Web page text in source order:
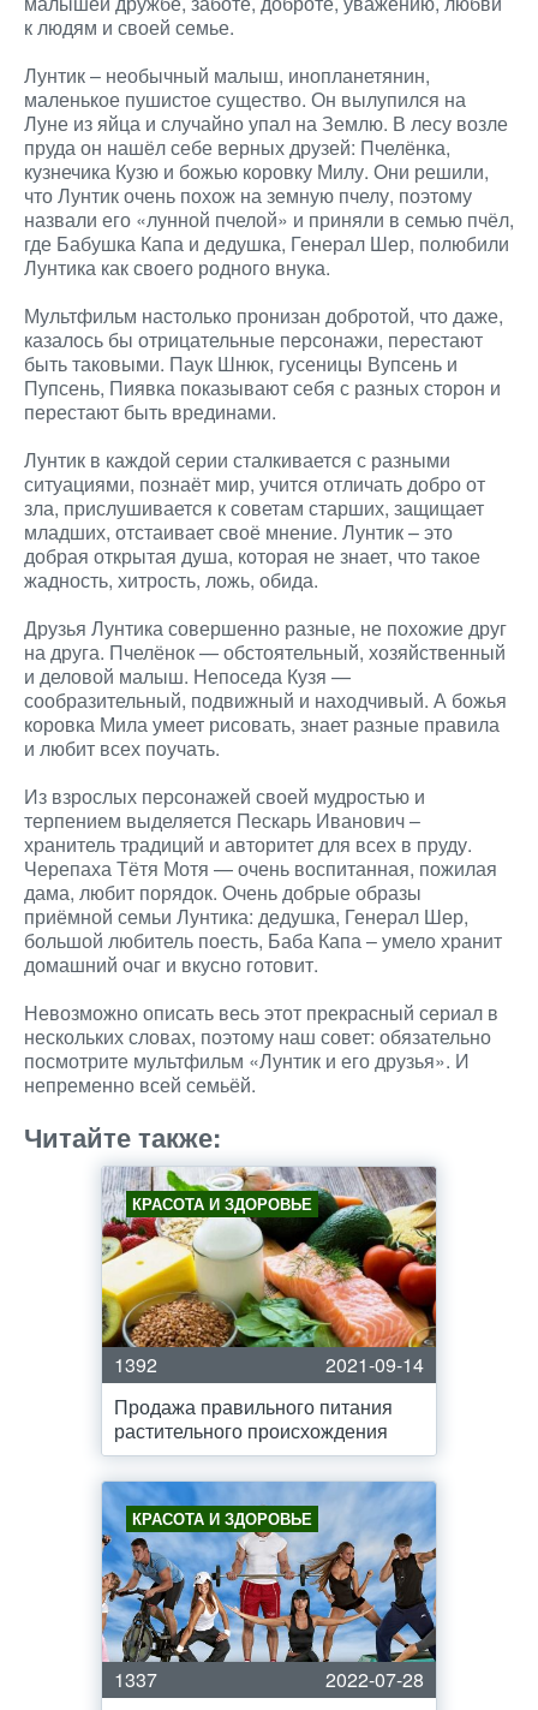
к людям и своей семье.
Лунтик – необычный малыш, инопланетянин,
маленькое пушистое существо. Он вылупился на
Луне из яйца и случайно упал на Землю. В лесу возле
пруда он нашёл себе верных друзей: Пчелёнка,
кузнечика Кузю и божью коровку Милу. Они решили,
что Лунтик очень похож на земную пчелу, поэтому
назвали его «лунной пчелой» и приняли в семью пчёл,
где Бабушка Капа и дедушка, Генерал Шер, полюбили
Лунтика как своего родного внука.
Мультфильм настолько пронизан добротой, что даже,
казалось бы отрицательные персонажи, перестают
быть таковыми. Паук Шнюк, гусеницы Вупсень и
Пупсень, Пиявка показывают себя с разных сторон и
перестают быть врединами.
Лунтик в каждой серии сталкивается с разными
ситуациями, познаёт мир, учится отличать добро от
зла, прислушивается к советам старших, защищает
младших, отстаивает своё мнение. Лунтик – это
добрая открытая душа, которая не знает, что такое
жадность, хитрость, ложь, обида.
Друзья Лунтика совершенно разные, не похожие друг
на друга. Пчелёнок — обстоятельный, хозяйственный
и деловой малыш. Непоседа Кузя —
сообразительный, подвижный и находчивый. А божья
коровка Мила умеет рисовать, знает разные правила
и любит всех поучать.
Из взрослых персонажей своей мудростью и
терпением выделяется Пескарь Иванович –
хранитель традиций и авторитет для всех в пруду.
Черепаха Тётя Мотя — очень воспитанная, пожилая
дама, любит порядок. Очень добрые образы
приёмной семьи Лунтика: дедушка, Генерал Шер,
большой любитель поесть, Баба Капа – умело хранит
домашний очаг и вкусно готовит.
Невозможно описать весь этот прекрасный сериал в
нескольких словах, поэтому наш совет: обязательно
посмотрите мультфильм «Лунтик и его друзья». И
непременно всей семьёй.
Читайте также:
КРАСОТА И ЗДОРОВЬЕ
1392
2021-09-14
Продажа правильного питания
растительного происхождения
КРАСОТА И ЗДОРОВЬЕ
1337
2022-07-28